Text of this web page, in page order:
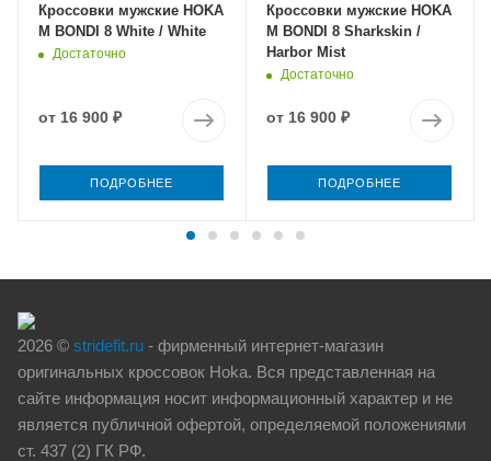
Кроссовки мужские HOKA
M BONDI 8 White / White
Достаточно
от 16 900 ₽
ПОДРОБНЕЕ
Кроссовки мужские HOKA
M BONDI 8 Sharkskin /
Harbor Mist
Достаточно
от 16 900 ₽
ПОДРОБНЕЕ
2026 © stridefit.ru - фирменный интернет-магазин
оригинальных кроссовок Hoka. Вся представленная на
сайте информация носит информационный характер и не
является публичной офертой, определяемой положениями
ст. 437 (2) ГК РФ.